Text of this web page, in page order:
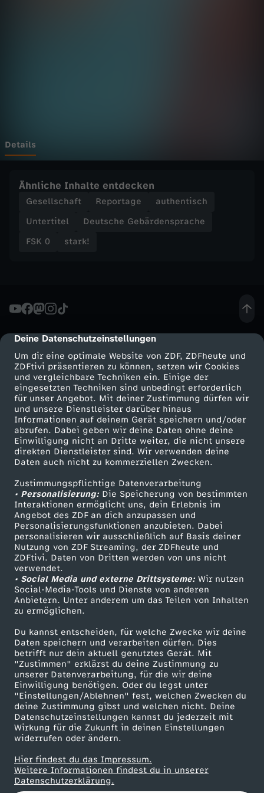
cmp-dialog-description
Deine Datenschutzeinstellungen
Um dir eine optimale Website von ZDF, ZDFheute und
ZDFtivi präsentieren zu können, setzen wir Cookies
und vergleichbare Techniken ein. Einige der
eingesetzten Techniken sind unbedingt erforderlich
für unser Angebot. Mit deiner Zustimmung dürfen wir
und unsere Dienstleister darüber hinaus
Informationen auf deinem Gerät speichern und/oder
abrufen. Dabei geben wir deine Daten ohne deine
Einwilligung nicht an Dritte weiter, die nicht unsere
direkten Dienstleister sind. Wir verwenden deine
Daten auch nicht zu kommerziellen Zwecken.
Zustimmungspflichtige Datenverarbeitung
• Personalisierung:Die Speicherung von bestimmten
Interaktionen ermöglicht uns, dein Erlebnis im
Angebot des ZDF an dich anzupassen und
Personalisierungsfunktionen anzubieten. Dabei
personalisieren wir ausschließlich auf Basis deiner
Nutzung von ZDF Streaming, der ZDFheute und
ZDFtivi. Daten von Dritten werden von uns nicht
verwendet.
• Social Media und externe Drittsysteme:Wir nutzen
Social-Media-Tools und Dienste von anderen
Anbietern. Unter anderem um das Teilen von Inhalten
zu ermöglichen.
Du kannst entscheiden, für welche Zwecke wir deine
Daten speichern und verarbeiten dürfen. Dies
betrifft nur dein aktuell genutztes Gerät. Mit
"Zustimmen" erklärst du deine Zustimmung zu
unserer Datenverarbeitung, für die wir deine
Einwilligung benötigen. Oder du legst unter
"Einstellungen/Ablehnen" fest, welchen Zwecken du
deine Zustimmung gibst und welchen nicht. Deine
Datenschutzeinstellungen kannst du jederzeit mit
Wirkung für die Zukunft in deinen Einstellungen
widerrufen oder ändern.
Hier findest du das Impressum.
Weitere Informationen findest du in unserer
Datenschutzerklärung.
–
G
e
w
n
t
m
e
i
n
W
a
s
s
e
r
b
a
l
l
-
Details
Ähnliche Inhalte entdecken
Gesellschaft Reportage
authentisch
Untertitel
Deutsche Gebärdensprache
FSK 0
stark!
Mehr ZDF
ZDF-Apps
Smart TV
ZDFtext
Livestreams
Sendungen A-Z
TV-Programm
Service
ZDFmitreden
Kontakt zum ZDF
Tickets
Zuschauerservice
Hilfe
ZDF Unternehmen
Karriere
ZDF goes Schule
Werbefernsehen
Mainzelmännchen
Partner